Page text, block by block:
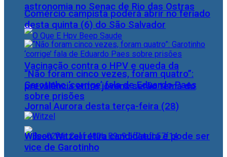
astronomia no Senac de Rio das Ostras
Vacinação contra o HPV e queda da
prevalência entre jovens serão tema do
Jornal Aurora desta terça-feira (28)
Comércio campista poderá abrir no feriado
desta quinta (6) do São Salvador
“Não foram cinco vezes, foram quatro”:
Garotinho ‘corrige’ fala de Eduardo Paes
sobre prisões
Wilson Witzel retira candidatura e pode ser
vice de Garotinho